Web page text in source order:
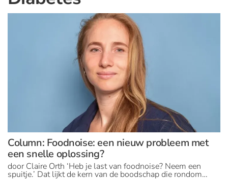
Column: Foodnoise: een nieuw probleem met
een snelle oplossing?
door Claire Orth ‘Heb je last van foodnoise? Neem een
spuitje.’ Dat lijkt de kern van de boodschap die rondom…